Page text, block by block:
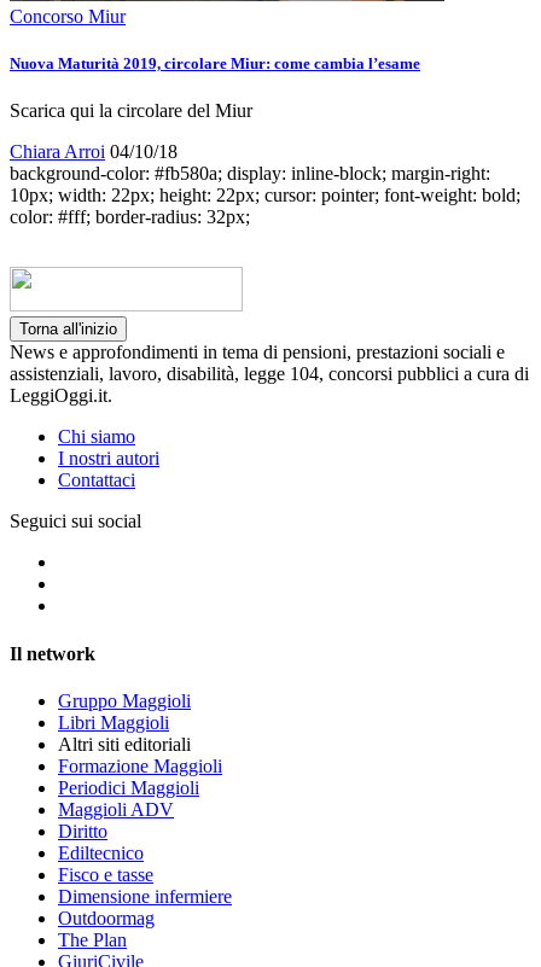
Concorso Miur
Nuova Maturità 2019, circolare Miur: come cambia l’esame
Scarica qui la circolare del Miur
Chiara Arroi 04/10/18
background-color: #fb580a; display: inline-block; margin-right:
10px; width: 22px; height: 22px; cursor: pointer; font-weight: bold;
color: #fff; border-radius: 32px;
Torna all'inizio
News e approfondimenti in tema di pensioni, prestazioni sociali e
assistenziali, lavoro, disabilità, legge 104, concorsi pubblici a cura di
LeggiOggi.it.
Chi siamo
I nostri autori
Contattaci
Seguici sui social
Il network
Gruppo Maggioli
Libri Maggioli
Altri siti editoriali
Formazione Maggioli
Periodici Maggioli
Maggioli ADV
Diritto
Ediltecnico
Fisco e tasse
Dimensione infermiere
Outdoormag
The Plan
GiuriCivile